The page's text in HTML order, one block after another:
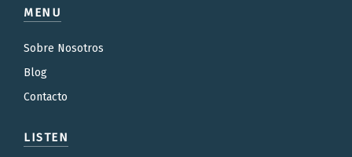
MENU
Sobre Nosotros
Blog
Contacto
LISTEN